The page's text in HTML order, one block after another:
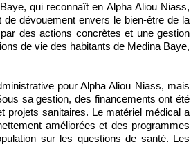
qui reconnaît en Alpha Aliou Niass,
dévouement envers le bien-être de la
des actions concrètes et une gestion
de vie des habitants de Medina Baye,
pour Alpha Aliou Niass, mais
sa gestion, des financements ont été
projets sanitaires. Le matériel médical a
améliorées et des programmes
sur les questions de santé. Les